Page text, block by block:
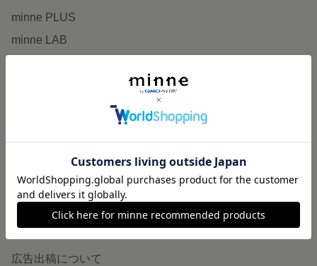
minne PLUS
minne LAB
minneとものづくりと
ニュース
minneの本
広告出稿について